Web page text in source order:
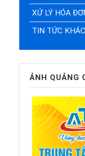
XỬ LÝ HÓA
TIN TỨC KHÁC
ẢNH QUẢNG